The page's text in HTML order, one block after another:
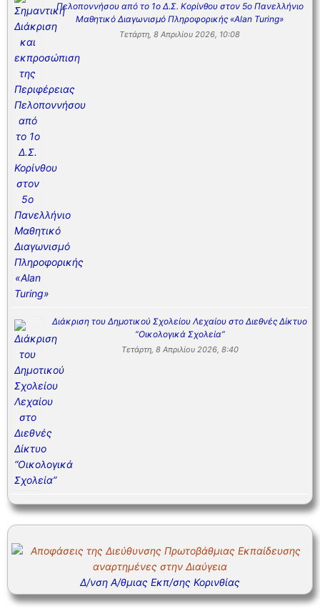
Πελοποννήσου από το 1ο Δ.Σ. Κορίνθου στον 5ο Πανελλήνιο
Μαθητικό Διαγωνισμό Πληροφορικής «Alan Turing»
Τετάρτη, 8 Απριλίου 2026, 10:08
Διάκριση του Δημοτικού Σχολείου Λεχαίου στο Διεθνές Δίκτυο
“Οικολογικά Σχολεία”
Τετάρτη, 8 Απριλίου 2026, 8:40
Δ/νση Α/θμιας Εκπ/σης Κορινθίας